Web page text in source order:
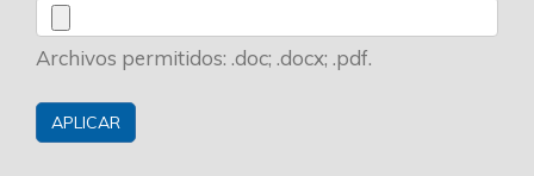
Archivos permitidos: .doc; .docx; .pdf.